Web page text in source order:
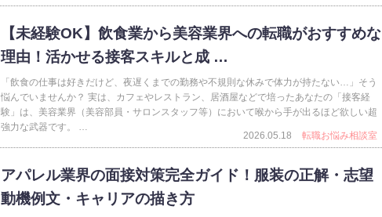
【未経験OK】飲食業から美容業界への転職がおすすめな
理由！活かせる接客スキルと成 …
「飲食の仕事は好きだけど、夜遅くまでの勤務や不規則な休みで体力が持たない…」そう
悩んでいませんか？ 実は、カフェやレストラン、居酒屋などで培ったあなたの「接客経
験」は、美容業界（美容部員・サロンスタッフ等）において喉から手が出るほど欲しい超
強力な武器です。 …
2026.05.18
転職お悩み相談室
アパレル業界の面接対策完全ガイド！服装の正解・志望
動機例文・キャリアの描き方